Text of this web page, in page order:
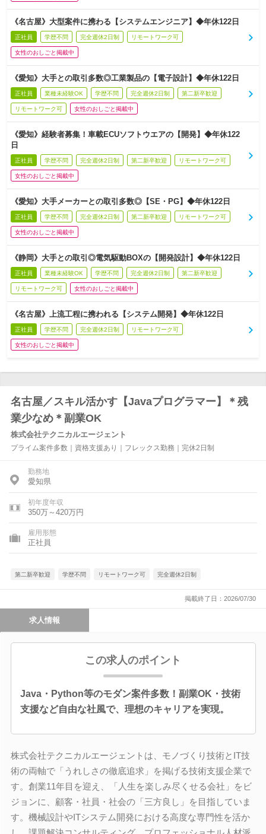
《名古屋》大型案件に携わる【システムエンジニア】◆年休122日
正社員 学歴不問 完全週休2日制 リモートワーク可
女性のおしごと掲載中
《愛知》大手との取引多数◎工業製品の【電子設計】◆年休122日
正社員 業種未経験OK 学歴不問 完全週休2日制 第二新卒歓迎
リモートワーク可 女性のおしごと掲載中
《愛知》経験者募集！車載ECUソフトウエアの【開発】◆年休122
日
正社員 学歴不問 完全週休2日制 第二新卒歓迎 リモートワーク可
女性のおしごと掲載中
《愛知》大手メーカーとの取引多数◎【SE・PG】◆年休122日
正社員 学歴不問 完全週休2日制 第二新卒歓迎 リモートワーク可
女性のおしごと掲載中
《静岡》大手との取引◎電気駆動BOXの【開発設計】◆年休122日
正社員 業種未経験OK 学歴不問 完全週休2日制 第二新卒歓迎
リモートワーク可 女性のおしごと掲載中
《名古屋》上流工程に携われる【システム開発】◆年休122日
正社員 学歴不問 完全週休2日制 リモートワーク可
女性のおしごと掲載中
名古屋／スキル活かす【Javaプログラマー】＊残
業少なめ＊副業OK
株式会社テクニカルエージェント
プライム案件多数｜資格支援あり｜フレックス勤務｜完休2日制
勤務地
愛知県
初年度年収
350万～420万円
雇用形態
正社員
第二新卒歓迎 学歴不問 リモートワーク可 完全週休2日制
掲載終了日：2026/07/30
求人情報
この求人のポイント
Java・Python等のモダン案件多数！副業OK・技術
支援など自由な社風で、理想のキャリアを実現。
株式会社テクニカルエージェントは、モノづくり技術とIT技
術の両軸で「うれしさの徹底追求」を掲げる技術支援企業で
す。創業11年目を迎え、「人生を楽しみ尽くせる会社」をビ
ジョンに、顧客・社員・社会の「三方良し」を目指していま
す。機械設計やITシステム開発における高度な専門性を活か